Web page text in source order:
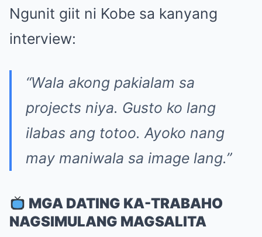
Ngunit giit ni Kobe sa kanyang
interview:
“Wala akong pakialam sa
projects niya. Gusto ko lang
ilabas ang totoo. Ayoko nang
may maniwala sa image lang.”
MGA DATING KA-TRABAHO
NAGSIMULANG MAGSALITA